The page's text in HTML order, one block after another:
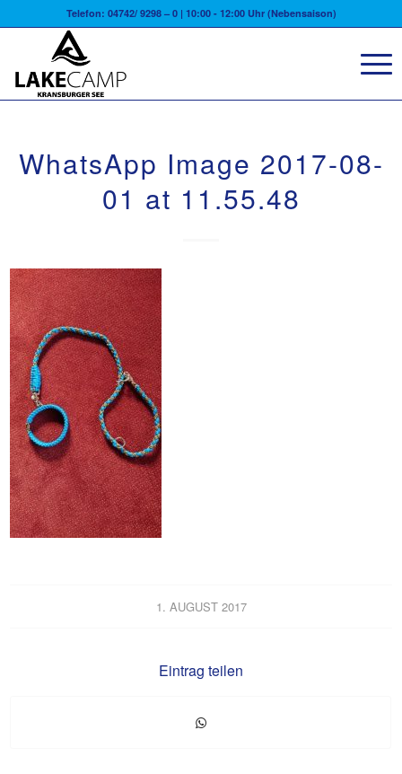
Telefon: 04742/ 9298 – 0 | 10:00 - 12:00 Uhr (Nebensaison)
WhatsApp Image 2017-08-
01 at 11.55.48
1. AUGUST 2017
Eintrag teilen